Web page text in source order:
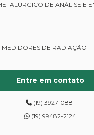
DE ANÁLISE E
MEDIDORES DE RADIAÇÃO
RADIOLÓGICA
FILMES RADIOGRÁFICOS
DE CAMPO
Entre em contato
(19) 3927-0881
(19) 99482-2124